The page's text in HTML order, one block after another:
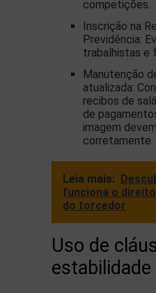
competições.
Inscrição na
Previdência:
trabalhistas e
Manutenção
atualizada:
recibos de
de
imagem
corretamente.
Leia mais:
funciona o
do torcedor
Uso de